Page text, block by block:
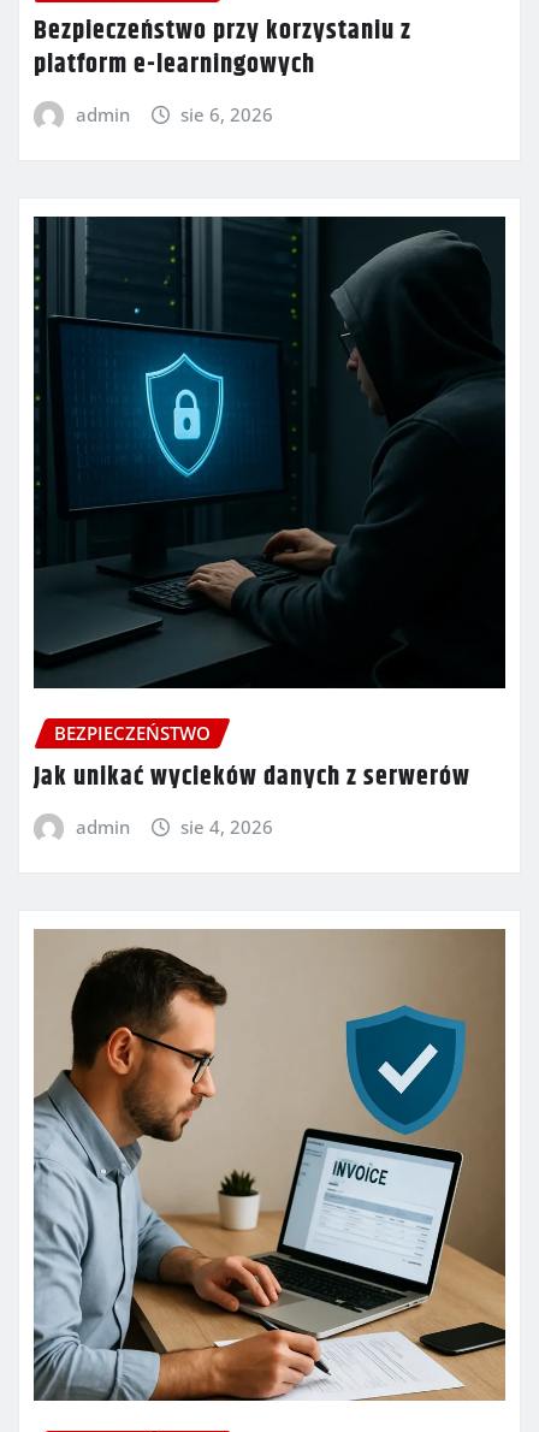
Bezpieczeństwo przy korzystaniu z
platform e-learningowych
admin sie 6, 2026
BEZPIECZEŃSTWO
Jak unikać wycieków danych z serwerów
admin sie 4, 2026